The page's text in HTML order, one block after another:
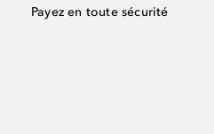
Payez en toute sécurité